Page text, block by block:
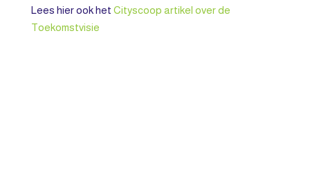
Lees hier ook het Cityscoop artikel over de
Toekomstvisie